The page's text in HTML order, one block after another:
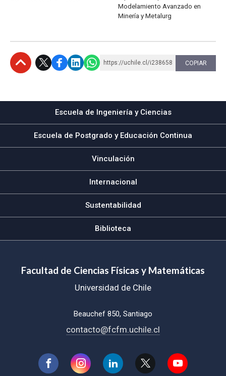
Modelamiento Avanzado en
Minería y Metalurg
https://uchile.cl/i238658 COPIAR
Escuela de Ingeniería y Ciencias
Escuela de Postgrado y Educación Continua
Vinculación
Internacional
Sustentabilidad
Biblioteca
Facultad de Ciencias Físicas y Matemáticas
Universidad de Chile
Beauchef 850, Santiago
contacto@fcfm.uchile.cl